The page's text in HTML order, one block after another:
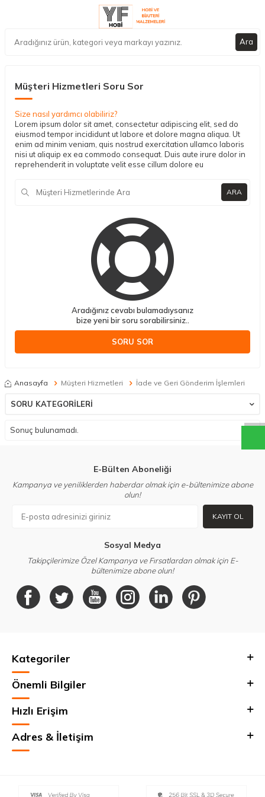
f
h
o
b
i
c
o
m
W
h
a
t
a
p
p
D
e
s
t
e
H
a
t
t
Ara
Müşteri Hizmetleri Soru Sor
Size nasıl yardımcı olabiliriz?
Lorem ipsum dolor sit amet, consectetur adipiscing elit, sed do
eiusmod tempor incididunt ut labore et dolore magna aliqua. Ut
enim ad minim veniam, quis nostrud exercitation ullamco laboris
nisi ut aliquip ex ea commodo consequat. Duis aute irure dolor in
reprehenderit in voluptate velit esse cillum dolore eu
ARA
Aradığınız cevabı bulamadıysanız
bize yeni bir soru sorabilirsiniz..
SORU SOR
Anasayfa Müşteri Hizmetleri İade ve Geri Gönderim İşlemleri
SORU KATEGORILERI
Sonuç bulunamadı.
E-Bülten Aboneliği
Kampanya ve yeniliklerden haberdar olmak için e-bültenimize abone
olun!
KAYIT OL
Sosyal Medya
Takipçilerimize Özel Kampanya ve Fırsatlardan olmak için E-
bültenimize abone olun!
Kategoriler
Önemli Bilgiler
Hızlı Erişim
Adres & İletişim